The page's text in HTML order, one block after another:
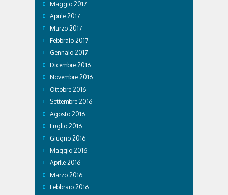
Maggio 2017
Aprile 2017
Marzo 2017
Febbraio 2017
Gennaio 2017
Dicembre 2016
Novembre 2016
Ottobre 2016
Settembre 2016
Agosto 2016
Luglio 2016
Giugno 2016
Maggio 2016
Aprile 2016
Marzo 2016
Febbraio 2016